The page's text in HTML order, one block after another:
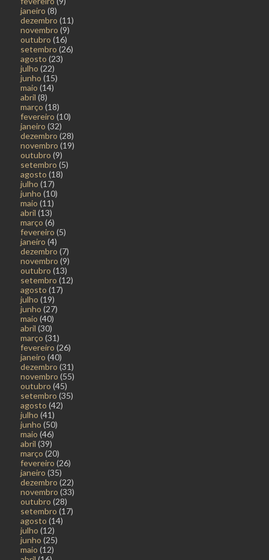
janeiro (8)
dezembro (11)
novembro (9)
outubro (16)
setembro (26)
agosto (23)
julho (22)
junho (15)
maio (14)
abril (8)
março (18)
fevereiro (10)
janeiro (32)
dezembro (28)
novembro (19)
outubro (9)
setembro (5)
agosto (18)
julho (17)
junho (10)
maio (11)
abril (13)
março (6)
fevereiro (5)
janeiro (4)
dezembro (7)
novembro (9)
outubro (13)
setembro (12)
agosto (17)
julho (19)
junho (27)
maio (40)
abril (30)
março (31)
fevereiro (26)
janeiro (40)
dezembro (31)
novembro (55)
outubro (45)
setembro (35)
agosto (42)
julho (41)
junho (50)
maio (46)
abril (39)
março (20)
fevereiro (26)
janeiro (35)
dezembro (22)
novembro (33)
outubro (28)
setembro (17)
agosto (14)
julho (12)
junho (25)
maio (12)